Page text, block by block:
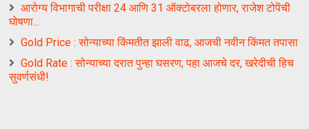
आरोग्य विभागाची परीक्षा 24 आणि 31 ऑक्टोबरला होणार, राजेश टोपेंची
घोषणा...
Gold Price : सोन्याच्या किंमतीत झाली वाढ, आजची नवीन किंमत तपासा
Gold Rate : सोन्याच्या दरात पुन्हा घसरण; पहा आजचे दर, खरेदीची हिच
सुवर्णसंधी!